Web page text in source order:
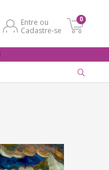
Entre ou
Cadastre-se
0